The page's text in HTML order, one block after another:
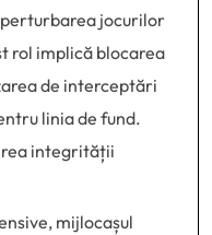
jocurilor
rol implică blocarea
de interceptări
linia de fund.
integrității
mijlocașul